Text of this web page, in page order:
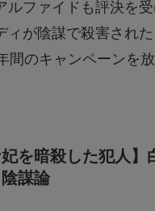
ルファイドも評決を
ィが陰謀で殺害され
間のキャンペーンを
妃を暗殺した犯人】
陰謀論